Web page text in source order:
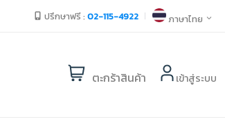
ปรึกษาฟรี : 02-115-4922 ภาษาไทย
ตะกร้าสินค้า เข้าสู่ระบบ